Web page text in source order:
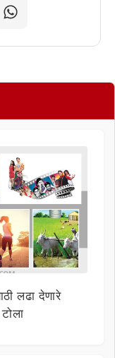
लढा देणारे